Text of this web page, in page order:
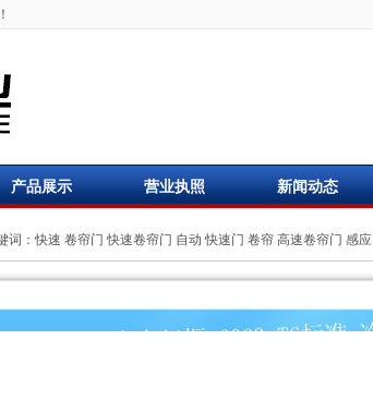
产品展示 营业执照 新闻动态
词：快速 卷帘门 快速卷帘门 自动 快速门 卷帘 高速卷帘门 感应